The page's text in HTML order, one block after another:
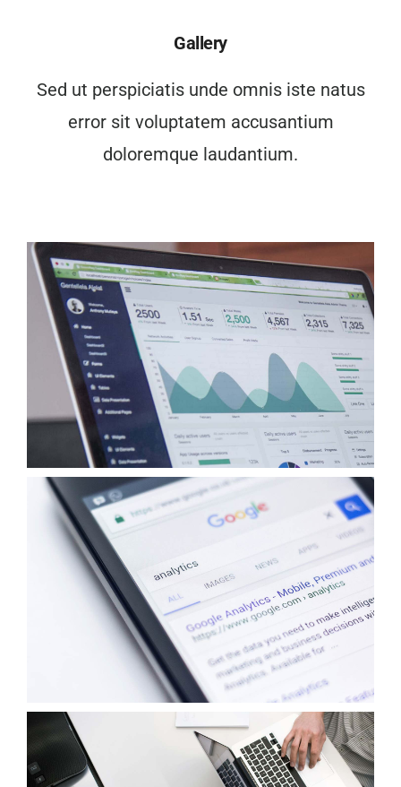
Gallery
Sed ut perspiciatis unde omnis iste natus
error sit voluptatem accusantium
doloremque laudantium.